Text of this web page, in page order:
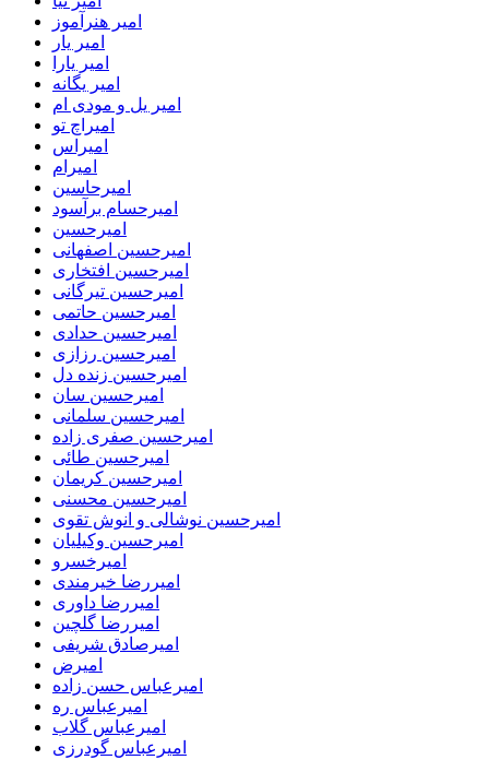
امیر هنرآموز
امیر یار
امیر یارا
امیر یگانه
امیر یل و مودی ام
امیراچ تو
امیراس
امیرام
امیرحاسین
امیرحسام برآسود
امیرحسین
امیرحسین اصفهانی
امیرحسین افتخاری
امیرحسین تیرگانی
امیرحسین حاتمی
امیرحسین حدادی
امیرحسین رزازی
امیرحسین زنده دل
امیرحسین سان
امیرحسین سلمانی
امیرحسین صفری زاده
امیرحسین طائی
امیرحسین کریمان
امیرحسین محسنی
امیرحسین نوشالی و انوش تقوی
امیرحسین وکیلیان
امیرخسرو
امیررضا خیرمندی
امیررضا داوری
امیررضا گلچین
امیرصادق شریفی
امیرض
امیرعباس حسن زاده
امیرعباس ره
امیرعباس گلاب
امیرعباس گودرزی